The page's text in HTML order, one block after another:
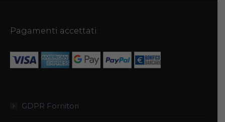
Pagamenti accettati:
GDPR Fornitori